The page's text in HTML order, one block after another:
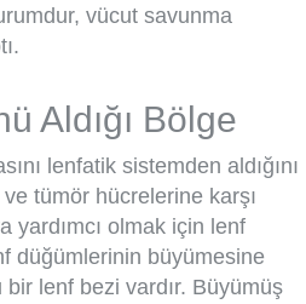
vücut savunma
Aldığı Bölge
lenfatik sistemden aldığını
tümör hücrelerine karşı
yardımcı olmak için lenf
düğümlerinin büyümesine
lenf bezi vardır. Büyümüş